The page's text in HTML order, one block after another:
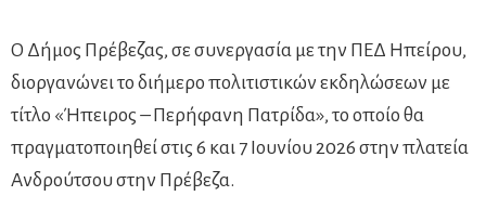
Ο Δήμος Πρέβεζας, σε συνεργασία με την ΠΕΔ Ηπείρου,
διοργανώνει το διήμερο πολιτιστικών εκδηλώσεων με
τίτλο «Ήπειρος – Περήφανη Πατρίδα», το οποίο θα
πραγματοποιηθεί στις 6 και 7 Ιουνίου 2026 στην πλατεία
Ανδρούτσου στην Πρέβεζα.